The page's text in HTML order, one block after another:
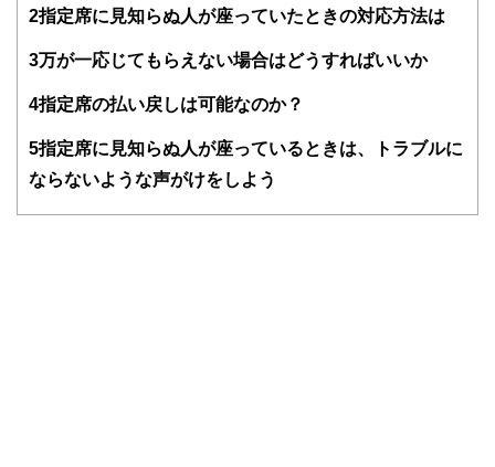
得者を中心に「お金や暮らし」に関する書籍・雑誌の編集経
験者で構成され、企画立案から記事掲載まですべての工程に
護士、税理士、宅地建物取引士、相続診断士、住宅ローンア
士、行政書士、投資アナリスト、キャリアコンサルタントな
かしく感じられる年金や税金、相続、保険、ローンなどの話
2指定席に見知らぬ人が座っていたときの対応方法は
3万が一応じてもらえない場合はどうすればいいか
4指定席の払い戻しは可能なのか？
5指定席に見知らぬ人が座っているときは、トラブルに
ならないような声がけをしよう